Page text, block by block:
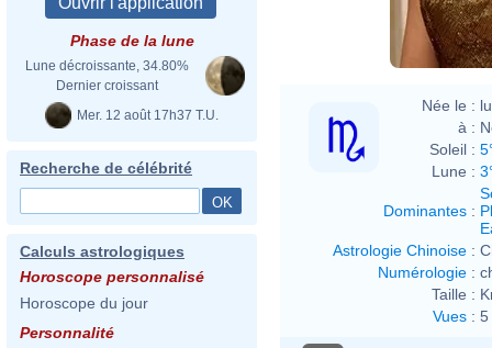
Phase de la lune
Lune décroissante, 34.80%
Dernier croissant
Mer. 12 août 17h37 T.U.
Recherche de célébrité
Calculs astrologiques
Horoscope personnalisé
Horoscope du jour
Personnalité
Née le :
à :
Soleil :
Lune :
Dominantes :
Astrologie Chinoise :
Numérologie :
Taille :
Vues : 5